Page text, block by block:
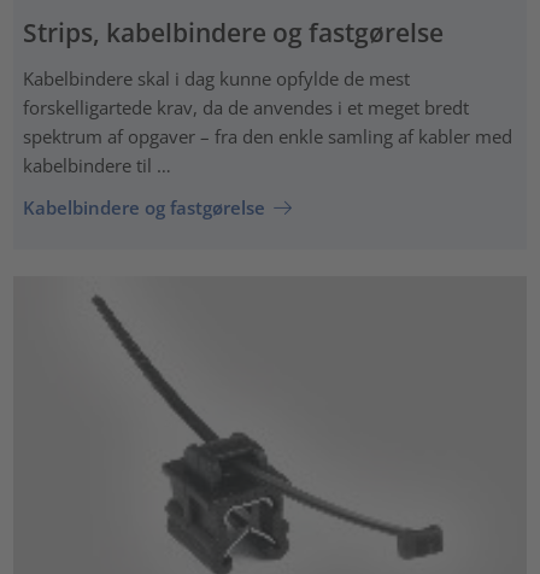
Strips, kabelbindere og fastgørelse
Kabelbindere skal i dag kunne opfylde de mest
forskelligartede krav, da de anvendes i et meget bredt
spektrum af opgaver – fra den enkle samling af kabler med
kabelbindere til …
Kabelbindere og fastgørelse